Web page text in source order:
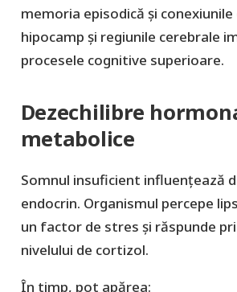
memoria episodică și
hipocamp și regiunile cerebrale
procesele cognitive superioare.
Dezechilibre
metabolice
Somnul insuficient influențează
endocrin. Organismul percepe
un factor de stres și răspunde
nivelului de cortizol.
În timp, pot apărea: